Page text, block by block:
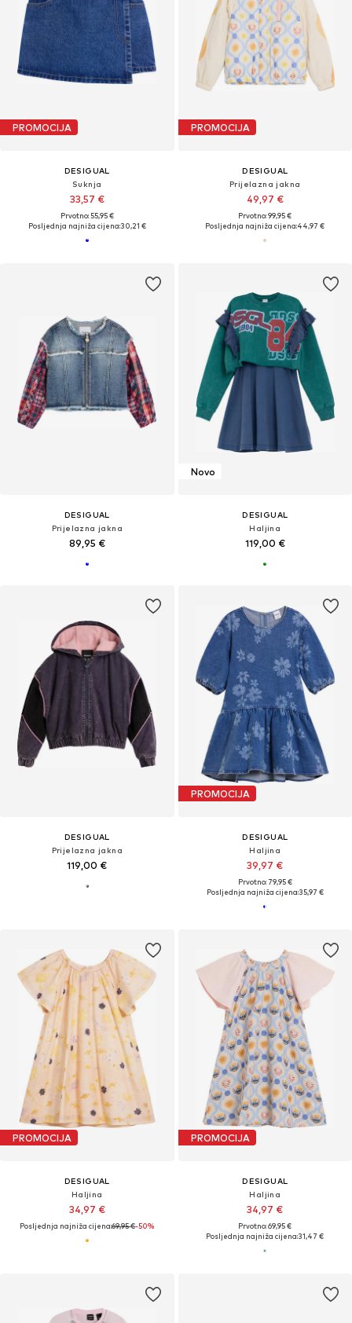
PROMOCIJA
DESIGUAL
Suknja
33,57 €
Prvotno: 55,95 €
Posljednja najniža cijena:30,21 €
PROMOCIJA
DESIGUAL
Prijelazna jakna
49,97 €
Prvotno: 99,95 €
Posljednja najniža cijena:44,97 €
DESIGUAL
Prijelazna jakna
89,95 €
Novo
DESIGUAL
Haljina
119,00 €
DESIGUAL
Prijelazna jakna
119,00 €
PROMOCIJA
DESIGUAL
Haljina
39,97 €
Prvotno: 79,95 €
Posljednja najniža cijena:35,97 €
PROMOCIJA
DESIGUAL
Haljina
34,97 €
Posljednja najniža cijena:69,95 €-50%
PROMOCIJA
DESIGUAL
Haljina
34,97 €
Prvotno: 69,95 €
Posljednja najniža cijena:31,47 €